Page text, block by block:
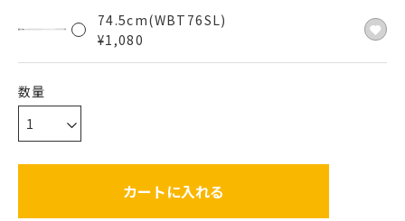
74.5cm(WBT76SL)
¥1,080
カートに入れる